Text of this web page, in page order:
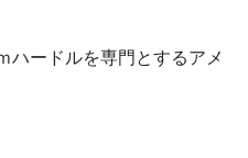
ハードルを専門とするアメ